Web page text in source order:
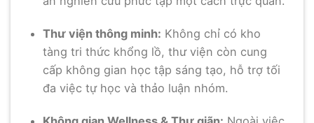
Thư viện thông minh: Không chỉ có kho
tàng tri thức khổng lồ, thư viện còn cung
cấp không gian học tập sáng tạo, hỗ trợ tối
đa việc tự học và thảo luận nhóm.